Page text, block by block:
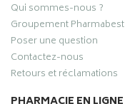
Qui sommes-nous ?
Groupement Pharmabest
Poser une question
Contactez-nous
Retours et réclamations